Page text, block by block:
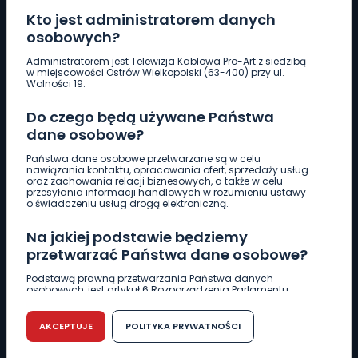
Kto jest administratorem danych
osobowych?
Administratorem jest Telewizja Kablowa Pro-Art z siedzibą
w miejscowości Ostrów Wielkopolski (63-400) przy ul.
Wolności 19.
Do czego będą używane Państwa
dane osobowe?
Państwa dane osobowe przetwarzane są w celu
nawiązania kontaktu, opracowania ofert, sprzedaży usług
oraz zachowania relacji biznesowych, a także w celu
przesyłania informacji handlowych w rozumieniu ustawy
o świadczeniu usług drogą elektroniczną.
Na jakiej podstawie będziemy
przetwarzać Państwa dane osobowe?
Podstawą prawną przetwarzania Państwa danych
osobowych, jest artykuł 6 Rozporządzenia Parlamentu
r. w sprawie ochrony osób fizycznych w związku z
przetwarzaniem danych osobowych w sprawie
swobodnego przepływu takich danych oraz uchylenia
dyrektywy 95/46/WE (RODO).
AKCEPTUJE POLITYKA PRYWATNOŚCI
Pobierz logotyp
661 997 997
REDAKCJA
62 735 22 22redakcja@wlkp24.info
DZIAŁ REKLAMY
62 735 01 85 reklama@wlkp24.info
WIADOMOŚCI
CIEKAWOSTKI